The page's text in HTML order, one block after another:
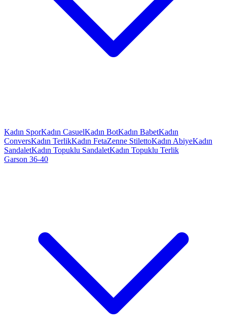
Kadın SporKadın CasuelKadın BotKadın BabetKadın
ConversKadın TerlikKadın FetaZenne StilettoKadın AbiyeKadın
SandaletKadın Topuklu SandaletKadın Topuklu Terlik
Garson 36-40